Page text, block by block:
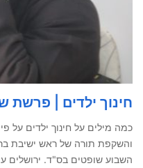
חינוך ילדים | פרשת
כמה מילים על חינוך ילדים על
והשקפת תורה של ראש ישיבת
השבוע שופטים בס"ד. ירושלים